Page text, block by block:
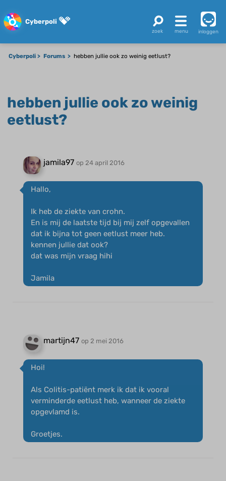
Cyberpoli
inloggen
Cyberpoli Forums hebben jullie ook zo weinig eetlust?
hebben jullie ook zo weinig
eetlust?
jamila97 op 24 april 2016
Hallo,
Ik heb de ziekte van crohn.
En is mij de laatste tijd bij mij zelf opgevallen
dat ik bijna tot geen eetlust meer heb.
kennen jullie dat ook?
dat was mijn vraag hihi
Jamila
martijn47 op 2 mei 2016
Hoi!
Als Colitis-patiënt merk ik dat ik vooral
verminderde eetlust heb, wanneer de ziekte
opgevlamd is.
Groetjes.